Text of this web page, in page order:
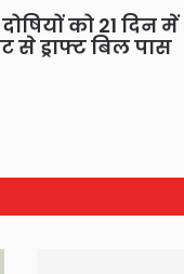
को 21 दिन में
से ड्राफ्ट बिल पास